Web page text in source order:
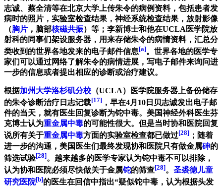
志诚、蔡全清等在北京大学上传朱令的病例资料，包括患者发
病时的照片，实验室检查结果，神经系统检查结果，放射影像
（胸片 ，脑部核磁共振）等；李新博士和他在UCLA医学院放
射科的同事们架设服务器，用来存储朱令的病情资料，汇总分
类收到的世界各地发来的电子邮件信息[a]。世界各地的医学专
家们可以通过网络了解朱令的病情进展，写电子邮件来询问进
一步的信息或者提出相应的诊断或治疗建议。
根据加州大学洛杉矶分校 （UCLA）医学院服务器上备份储存
的朱令诊断治疗日志记载[17] ，早在4月10日贝志诚发出电子邮
件的当天，就有医生回复诊断为铊中毒。美国神经外科医生芬
克博士认为重金属中毒的可能性很大。但是当时协和医院回复
说所有关于重金属中毒方面的实验室检查都已做过[28] ；随着
进一步的沟通，美国医生们最终发现协和医院只有做金属砷的
筛选试验[28]。越来越多的医学专家认为铊中毒不可以排除，
认为协和医院必须尽快做关于金属铊的筛查[28]。 圣裘德儿童
研究医院[b]的医生在回信中指出“疑似铊中毒，认为根据头发